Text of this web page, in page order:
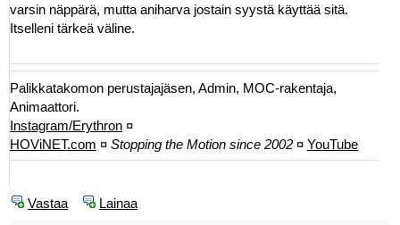
varsin näppärä, mutta aniharva jostain syystä käyttää sitä.
Itselleni tärkeä väline.
Palikkatakomon perustajajäsen, Admin, MOC-rakentaja,
Animaattori.
Instagram/Erythron ¤
HOViNET.com ¤ Stopping the Motion since 2002 ¤ YouTube
Vastaa Lainaa